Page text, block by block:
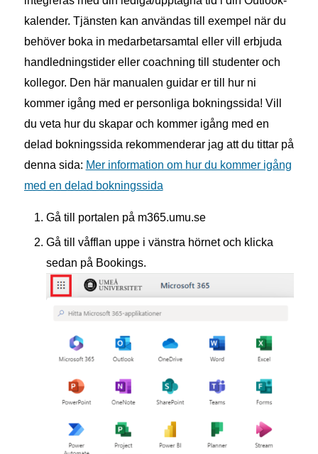
kalender. Tjänsten kan användas till exempel när du
behöver boka in medarbetarsamtal eller vill erbjuda
handledningstider eller coachning till studenter och
kollegor. Den här manualen guidar er till hur ni
kommer igång med er personliga bokningssida! Vill
du veta hur du skapar och kommer igång med en
delad bokningssida rekommenderar jag att du tittar på
denna sida: Mer information om hur du kommer igång
med en delad bokningssida
Gå till portalen på m365.umu.se
Gå till våfflan uppe i vänstra hörnet och klicka
sedan på Bookings.